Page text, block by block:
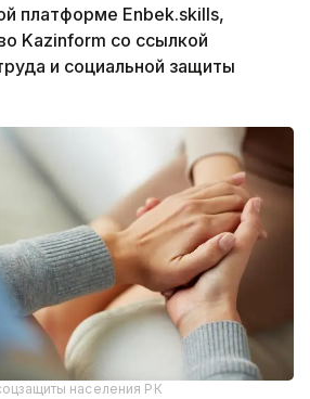
платформе Enbek.skills,
Kazinform со ссылкой
и социальной защиты
населения РК